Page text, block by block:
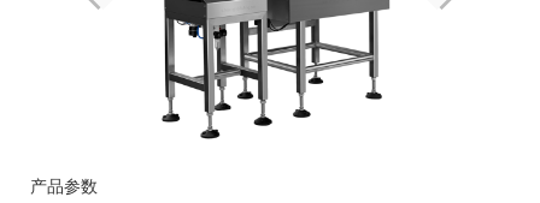
产品参数